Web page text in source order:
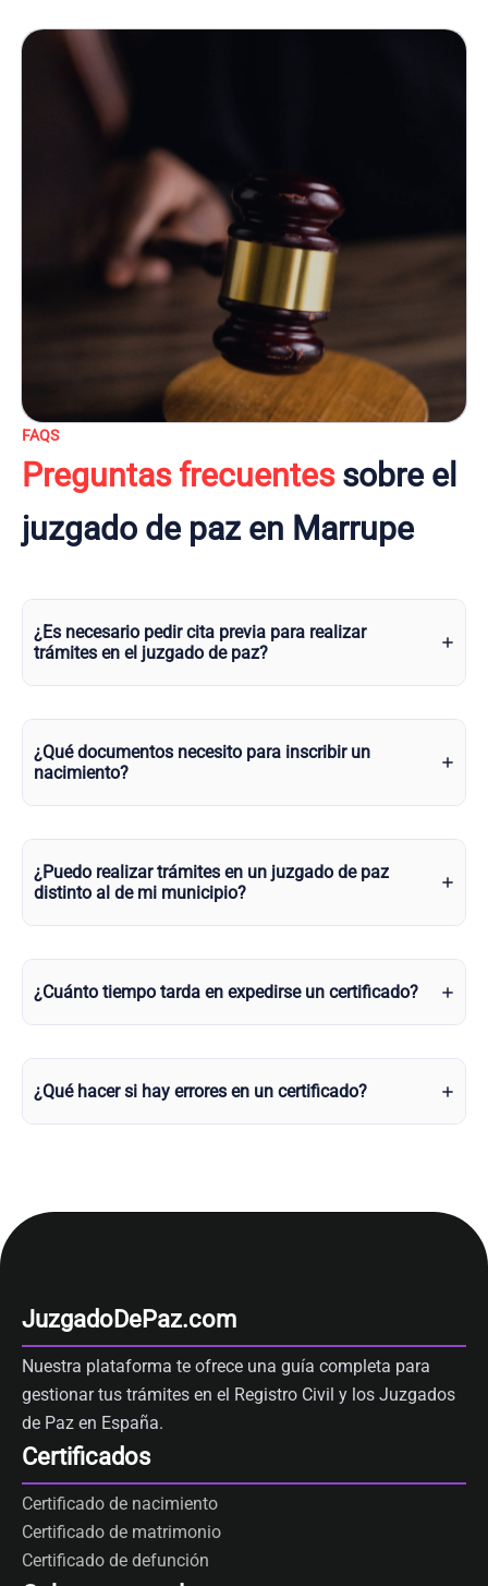
FAQS
Preguntas frecuentessobre el
juzgado de paz en Marrupe
¿Es necesario pedir cita previa para realizar
trámites en el juzgado de paz?
¿Qué documentos necesito para inscribir un
nacimiento?
¿Puedo realizar trámites en un juzgado de paz
distinto al de mi municipio?
¿Cuánto tiempo tarda en expedirse un certificado?
¿Qué hacer si hay errores en un certificado?
JuzgadoDePaz.com
Nuestra plataforma te ofrece una guía completa para
gestionar tus trámites en el Registro Civil y los Juzgados
de Paz en España.
Certificados
Certificado de nacimiento
Certificado de matrimonio
Certificado de defunción